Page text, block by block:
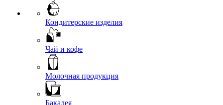
Кондитерские изделия
Чай и кофе
Молочная продукция
Бакалея